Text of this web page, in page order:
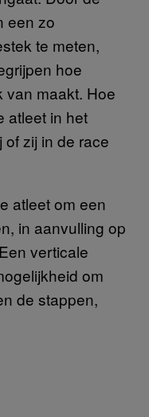
een zo
te meten,
hoe
van maakt. Hoe
atleet in het
zij in de race
atleet om een
in aanvulling op
verticale
om
de stappen,